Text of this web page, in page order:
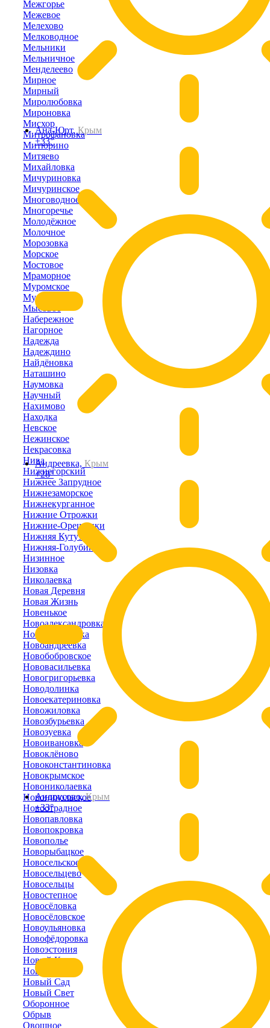
Ана-Юрт, Крым
+33°
Андреевка, Крым
+28°
Андрусово,Крым
+33°
Межгорье
Межевое
Мелехово
Мелководное
Мельники
Мельничное
Менделеево
Мирное
Мирный
Миролюбовка
Мироновка
Мисхор
Митрофановка
Митюрино
Митяево
Михайловка
Мичуриновка
Мичуринское
Многоводное
Многоречье
Молодёжное
Молочное
Морозовка
Морское
Мостовое
Мраморное
Муромское
Мускатное
Мысовое
Набережное
Нагорное
Надежда
Надеждино
Найдёновка
Наташино
Наумовка
Научный
Нахимово
Находка
Невское
Нежинское
Некрасовка
Нива
Нижнегорский
Нижнее Запрудное
Нижнезаморское
Нижнекурганное
Нижние Отрожки
Нижние-Орешники
Нижняя Кутузовка
Нижняя-Голубинка
Низинное
Низовка
Николаевка
Новая Деревня
Новая Жизнь
Новенькое
Новоалександровка
Новоалексеевка
Новоандреевка
Новобобровское
Нововасильевка
Новогригорьевка
Новодолинка
Новоекатериновка
Новожиловка
Новозбурьевка
Новозуевка
Новоивановка
Новоклёново
Новоконстантиновка
Новокрымское
Новониколаевка
Новоникольское
Новоотрадное
Новопавловка
Новопокровка
Новополье
Новорыбацкое
Новосельское
Новосельцево
Новосельцы
Новостепное
Новосёловка
Новосёловское
Новоульяновка
Новофёдоровка
Новоэстония
Новый Кояш
Новый Мир
Новый Сад
Новый Свет
Оборонное
Обрыв
Овощное